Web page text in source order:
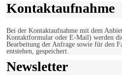
Kontaktaufnahme
Bei der Kontaktaufnahme mit dem
Kontaktformular oder E-Mail) werden
Bearbeitung der Anfrage sowie für den
entstehen, gespeichert.
Newsletter